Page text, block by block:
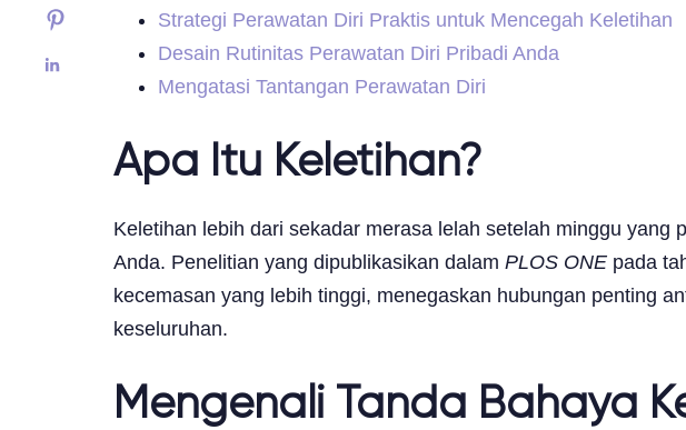
Strategi Perawatan Diri Praktis untuk Mencegah Keletihan
Desain Rutinitas Perawatan Diri Pribadi Anda
Mengatasi Tantangan Perawatan Diri
Apa Itu Keletihan?
Keletihan lebih dari sekadar merasa lelah setelah minggu
Anda. Penelitian yang dipublikasikan dalam PLOS ONE pada
kecemasan yang lebih tinggi, menegaskan hubungan penting
keseluruhan.
Mengenali Tanda Bahaya